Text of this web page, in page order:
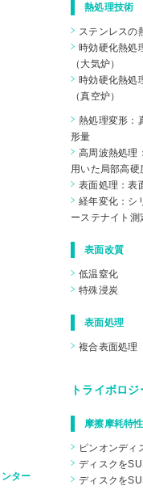
ター
熱処理技術
ステンレスの
時効硬化熱処
（大気炉）
時効硬化熱処
（真空炉）
熱処理変形：
形量
高周波熱処理
用いた局部高硬
表面処理：表
経年変化：シ
ーステナイト測
表面改質
低温窒化
特殊浸炭
表面処理
複合表面処理
トライボロジ
摩擦摩耗特
ピンオンディ
ディスクを
ディスクを